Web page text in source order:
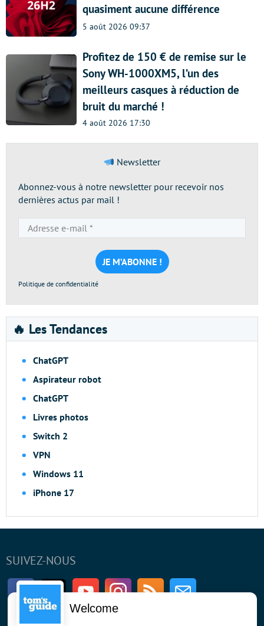
quasiment aucune différence
5 août 2026 09:37
Profitez de 150 € de remise sur le
Sony WH-1000XM5, l’un des
meilleurs casques à réduction de
bruit du marché !
4 août 2026 17:30
Newsletter
Abonnez-vous à notre newsletter pour recevoir nos
dernières actus par mail !
e-
mail
*
Politique de confidentialité
🔥 Les Tendances
ChatGPT
Aspirateur robot
ChatGPT
Livres photos
Switch 2
VPN
Windows 11
iPhone 17
SUIVEZ-NOUS
FacebookTwitter Youtube InstagramRSS Newsletter
Welcome